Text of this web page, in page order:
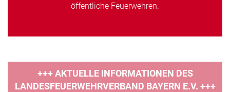
öffentliche Feuerwehren.
+++ AKTUELLE INFORMATIONEN DES
LANDESFEUERWEHRVERBAND BAYERN E.V. +++